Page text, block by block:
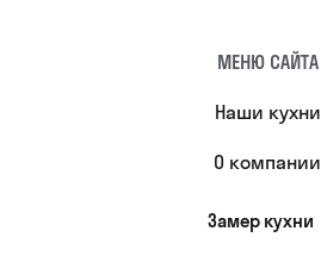
МЕНЮ САЙТА
Наши кухни
О компании
Замер кухни